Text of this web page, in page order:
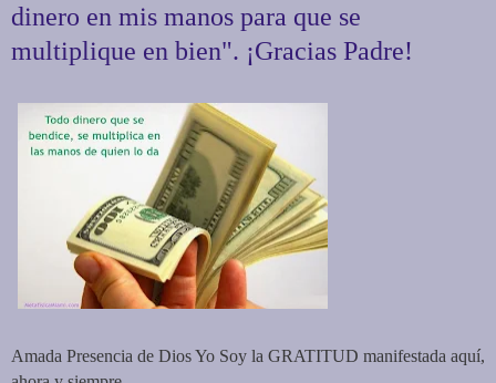
dinero en mis manos para que se
multiplique en bien". ¡Gracias Padre!
Amada Presencia de Dios Yo Soy la GRATITUD manifestada aquí,